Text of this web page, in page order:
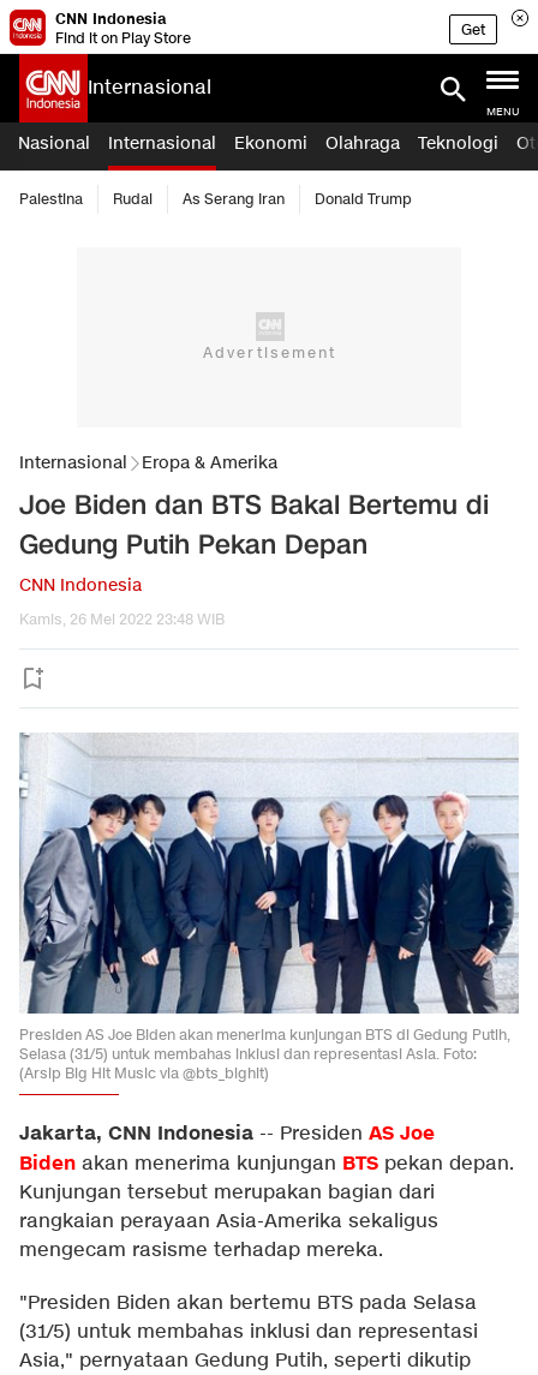
CNN Indonesia
Find it on Play Store
Get
Internasional
MENU
Nasional Internasional Ekonomi Olahraga Teknologi
Palestina Rudal As Serang Iran Donald Trump
Internasional Eropa & Amerika
Joe Biden dan BTS Bakal Bertemu di
Gedung Putih Pekan Depan
CNN Indonesia
Kamis, 26 Mei 2022 23:48 WIB
Presiden AS Joe Biden akan menerima kunjungan BTS di Gedung Putih,
Selasa (31/5) untuk membahas inklusi dan representasi Asia. Foto:
(Arsip Big Hit Music via @bts_bighit)
Jakarta, CNN Indonesia -- Presiden AS Joe
Biden akan menerima kunjungan BTS pekan depan.
Kunjungan tersebut merupakan bagian dari
rangkaian perayaan Asia-Amerika sekaligus
mengecam rasisme terhadap mereka.
"Presiden Biden akan bertemu BTS pada Selasa
(31/5) untuk membahas inklusi dan representasi
Asia," pernyataan Gedung Putih, seperti dikutip